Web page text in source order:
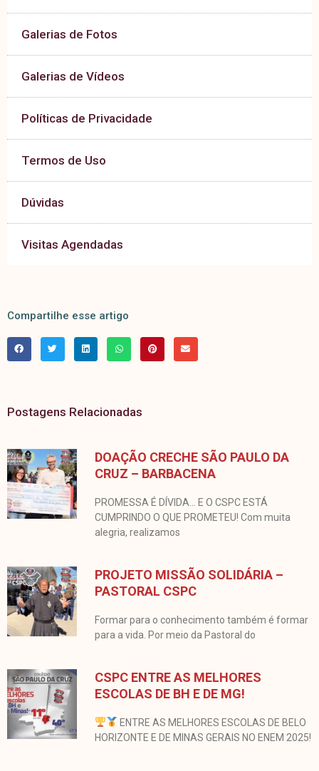
Galerias de Fotos
Galerias de Vídeos
Políticas de Privacidade
Termos de Uso
Dúvidas
Visitas Agendadas
Compartilhe esse artigo
Postagens Relacionadas
DOAÇÃO CRECHE SÃO PAULO DA
CRUZ – BARBACENA
PROMESSA É DÍVIDA… E O CSPC ESTÁ
CUMPRINDO O QUE PROMETEU! Com muita
alegria, realizamos
PROJETO MISSÃO SOLIDÁRIA –
PASTORAL CSPC
Formar para o conhecimento também é formar
para a vida. Por meio da Pastoral do
CSPC ENTRE AS MELHORES
ESCOLAS DE BH E DE MG!
ENTRE AS MELHORES ESCOLAS DE BELO
HORIZONTE E DE MINAS GERAIS NO ENEM 2025!